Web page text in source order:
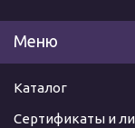
Каталог
Сертификаты и